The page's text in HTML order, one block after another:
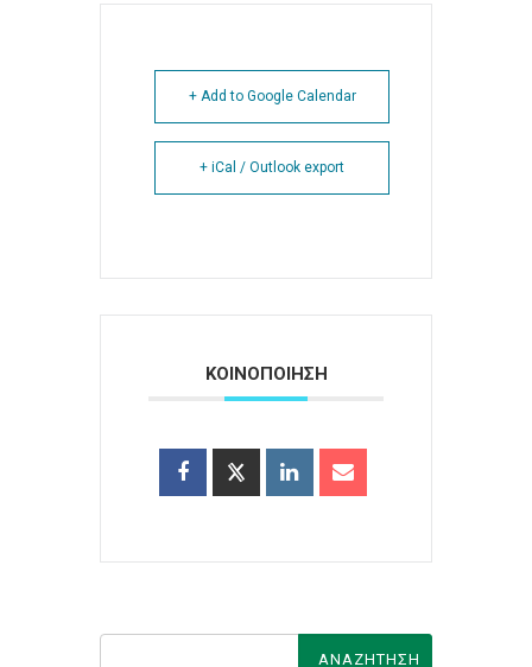
+ Add to Google Calendar
+ iCal / Outlook export
ΚΟΙΝΟΠΟΙΗΣΗ